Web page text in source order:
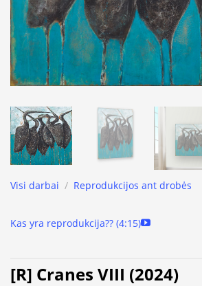
Visi darbai / Reprodukcijos ant drobės
Kas yra reprodukcija?? (4:15)
[R] Cranes VIII (2024)